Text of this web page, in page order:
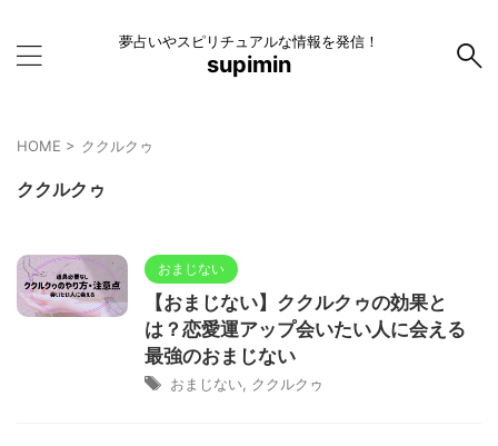
夢占いやスピリチュアルな情報を発信！
supimin
HOME > ククルクゥ
ククルクゥ
おまじない
【おまじない】ククルクゥの効果と
は？恋愛運アップ会いたい人に会える
最強のおまじない
おまじない ククルクゥ